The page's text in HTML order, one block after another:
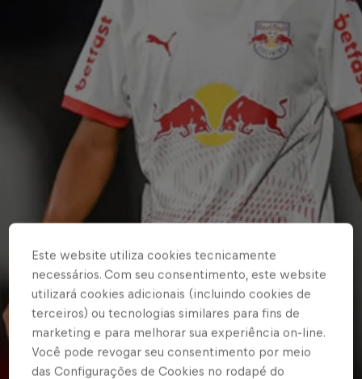
Este website utiliza cookies tecnicamente
necessários. Com seu consentimento, este website
utilizará cookies adicionais (incluindo cookies de
terceiros) ou tecnologias similares para fins de
marketing e para melhorar sua experiência on-line.
Você pode revogar seu consentimento por meio
das Configurações de Cookies no rodapé do